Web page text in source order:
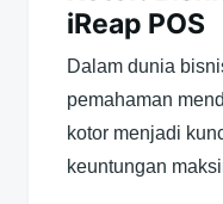
iReap POS
Dalam dunia
pemahaman
kotor menjadi
keuntungan